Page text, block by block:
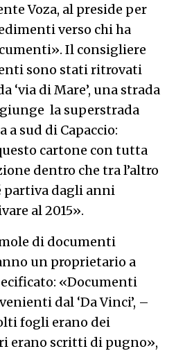
Voza, al preside per
verso chi ha
Il consigliere
sono stati ritrovati
‘via di Mare’, una strada
la superstrada
a sud di Capaccio:
cartone con tutta
dentro che tra l’altro
partiva dagli anni
al 2015».
di documenti
un proprietario a
«Documenti
dal ‘Da Vinci’, –
fogli erano dei
erano scritti di pugno»,